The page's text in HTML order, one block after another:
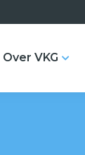
Over VKG